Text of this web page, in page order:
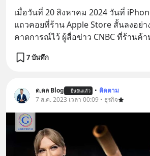
เมื่อวันที่ 20 สิงหาคม 2024 วันที่
แถวคอยที่ร้าน Apple Store สั้นลงอย่า
คาดการณ์ไว้ ผู้สื่อข่าว CNBC ที่ร้านค้า
7 บันทึก
ด.ดล Blog ยืนยันแล้ว • ติดตาม
7 ส.ค. 2023 เวลา 00:09 • ธุรกิจ